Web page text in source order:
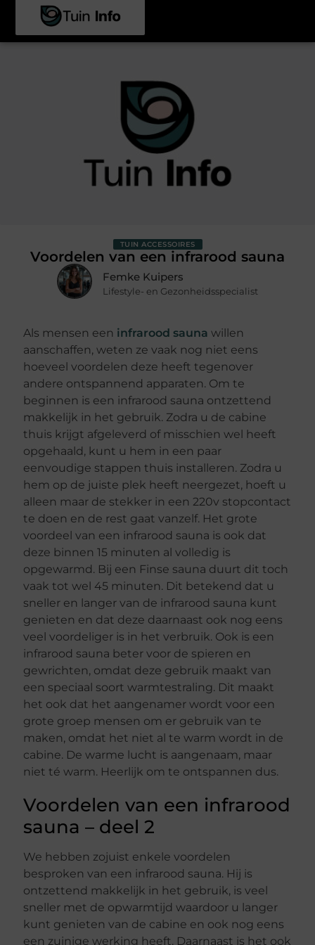
TUIN ACCESSOIRES
Voordelen van een infrarood sauna
Femke Kuipers
Lifestyle- en Gezonheidsspecialist
Als mensen een infrarood sauna willen
aanschaffen, weten ze vaak nog niet eens
hoeveel voordelen deze heeft tegenover
andere ontspannend apparaten. Om te
beginnen is een infrarood sauna ontzettend
makkelijk in het gebruik. Zodra u de cabine
thuis krijgt afgeleverd of misschien wel heeft
opgehaald, kunt u hem in een paar
eenvoudige stappen thuis installeren. Zodra u
hem op de juiste plek heeft neergezet, hoeft u
alleen maar de stekker in een 220v stopcontact
te doen en de rest gaat vanzelf. Het grote
voordeel van een infrarood sauna is ook dat
deze binnen 15 minuten al volledig is
opgewarmd. Bij een Finse sauna duurt dit toch
vaak tot wel 45 minuten. Dit betekend dat u
sneller en langer van de infrarood sauna kunt
genieten en dat deze daarnaast ook nog eens
veel voordeliger is in het verbruik. Ook is een
infrarood sauna beter voor de spieren en
gewrichten, omdat deze gebruik maakt van
een speciaal soort warmtestraling. Dit maakt
het ook dat het aangenamer wordt voor een
grote groep mensen om er gebruik van te
maken, omdat het niet al te warm wordt in de
cabine. De warme lucht is aangenaam, maar
niet té warm. Heerlijk om te ontspannen dus.
Voordelen van een infrarood
sauna – deel 2
We hebben zojuist enkele voordelen
besproken van een infrarood sauna. Hij is
ontzettend makkelijk in het gebruik, is veel
sneller met de opwarmtijd waardoor u langer
kunt genieten van de cabine en ook nog eens
een zuinige werking heeft. Daarnaast is het ook